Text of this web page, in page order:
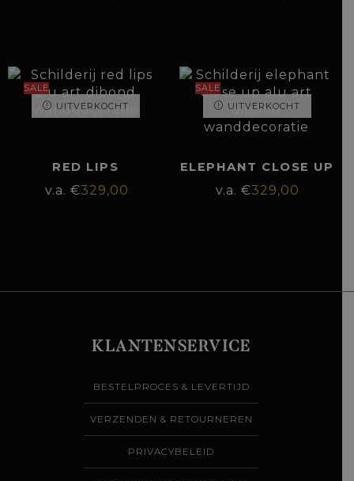
SALE
UITVERKOCHT
RED LIPS
€329,00
SALE
UITVERKOCHT
ELEPHANT CLOSE UP
€329,00
KLANTENSERVICE
BESTELPROCES & LEVERTIJD
VERZENDEN & RETOURNEREN
PRIVACYBELEID